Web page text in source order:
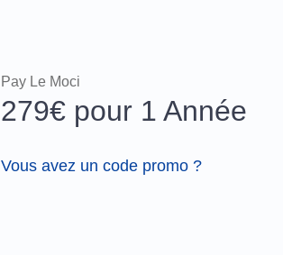
Pay Le Moci
279€ pour 1 Année
Vous avez un code promo ?